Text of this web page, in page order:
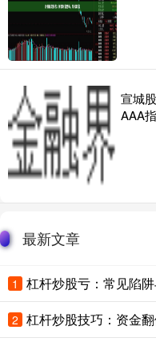
宣城
AAA
最新文章
1 杠杆炒股亏：常见陷
2 杠杆炒股技巧：资金